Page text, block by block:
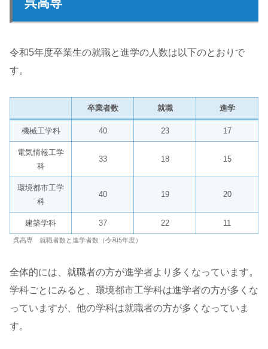
呉高専
令和5年度卒業生の就職と進学の人数は以下のとおりで
す。
卒業者数 就職 進学
機械工学科 40 23 17
電気情報工学
科
33 18 15
環境都市工学
科
40 19 20
建築学科 37 22 11
呉高専 就職者数と進学者数（令和5年度）
全体的には、就職者の方が進学者より多くなっています。
学科ごとにみると、環境都市工学科は進学者の方が多くな
っていますが、他の学科は就職者の方が多くなっていま
す。